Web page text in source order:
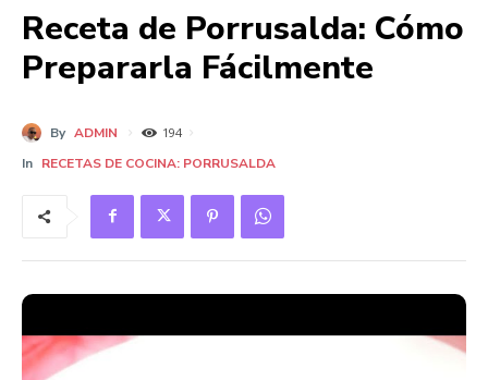
Receta de Porrusalda: Cómo
Prepararla Fácilmente
By ADMIN 194
In RECETAS DE COCINA: PORRUSALDA